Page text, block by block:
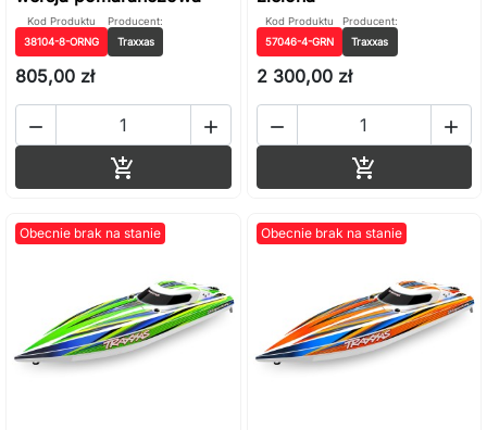
Kod Produktu
38104-8-ORNG
Producent:
Traxxas
805,00 zł
 

Kod Produktu
57046-4-GRN
Producent:
Traxxas
2 300,00 zł
 

Obecnie brak na stanie Obecnie brak na stanie